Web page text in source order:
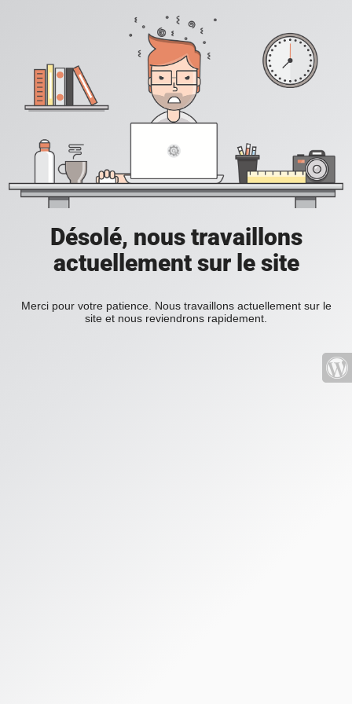
Désolé, nous travaillons
actuellement sur le site
Merci pour votre patience. Nous travaillons actuellement sur le
site et nous reviendrons rapidement.